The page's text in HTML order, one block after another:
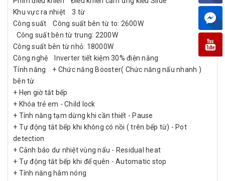
Khu vực ra nhiệt 3 từ
Công suất Công suất bên từ to: 2600W
Công suất bên từ trung: 2200W
Công suất bên từ nhỏ: 18000W
Công nghệ Inverter tiết kiệm 30% điện năng
Tính năng + Chức năng Booster( Chức năng nấu nhanh )
bên từ
+ Hẹn giờ tắt bếp
+ Khóa trẻ em - Child lock
+ Tính năng tạm dừng khi cần thiết - Pause
+ Tự động tắt bếp khi không có nồi ( trên bếp từ) - Pot
detection
+ Cảnh báo dư nhiệt vùng nấu - Residual heat
+ Tự động tắt bếp khi để quên - Automatic stop
+ Tính năng hâm nóng